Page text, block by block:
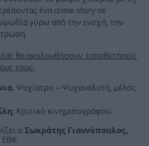
ένα crime story σε
γύρω από την ενοχή, την
θα ακολουθήσουν τοποθετήσεις
τους:
, Ψυχίατρο – Ψυχαναλυτή, μέλος
, Κριτικό κινηματογράφου.
ο Σωκράτης Γιαννόπουλος,
ΕΒΚ.